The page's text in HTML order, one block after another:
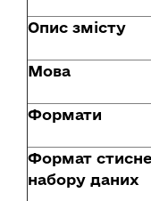
Опис змісту
Мова
Формати
Формат
набору даних